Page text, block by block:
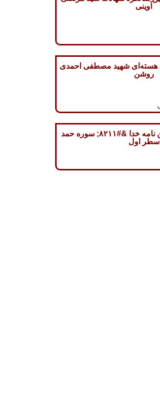
آوینی
هسته‌ای شهید مصطفی احمدی
روشن
سلسله جلسات آخرین نامه خدا &#۸۲۱۱; سوره حمد
سطر اول